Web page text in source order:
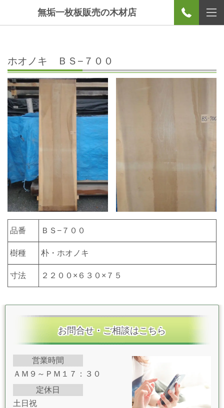
無垢一枚板販売の木材店
ホオノキ ＢＳ−７００
品番 ＢＳ−７００
樹種 朴・ホオノキ
寸法 ２２００×６３０×７５
お問合せ・ご相談はこちら
営業時間
ＡＭ９～ＰＭ１７：３０
定休日
土日祝